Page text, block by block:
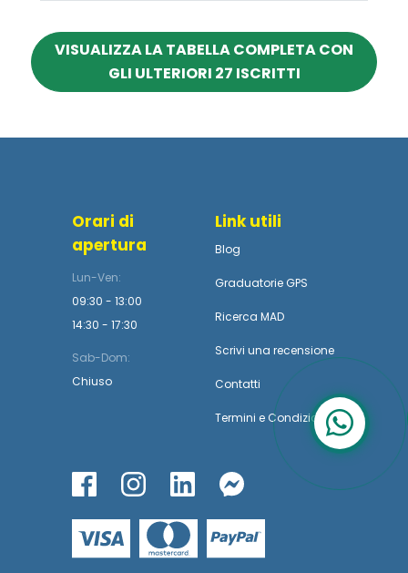
VISUALIZZA LA TABELLA COMPLETA CON
GLI ULTERIORI 27 ISCRITTI
Orari di
apertura
Lun-Ven:
09:30 - 13:00
14:30 - 17:30
Sab-Dom:
Chiuso
Link utili
Blog
Graduatorie GPS
Ricerca MAD
Scrivi una recensione
Contatti
Termini e Condizioni